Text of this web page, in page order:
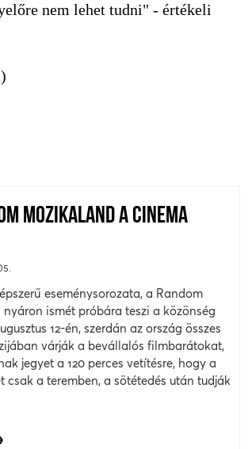
nem lehet tudni" - értékeli
MOZIKALAND A CINEMA
eseménysorozata, a Random
ismét próbára teszi a közönség
12-én, szerdán az ország összes
várják a bevállalós filmbarátokat,
jegyet a 120 perces vetítésre, hogy a
csak a teremben, a sötétedés után tudják